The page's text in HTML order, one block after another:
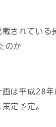
されている
のか
は平成28年
定予定。